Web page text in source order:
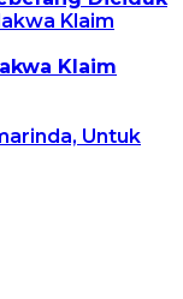
Klaim